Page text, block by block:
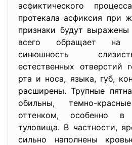
асфиктического
протекала асфиксия при
признаки будут
всего обращает на
синюшность
естественных отверстий
рта и носа, языка, губ,
расширены. Трупные
обильны, темно-
оттенком, особенно в
туловища. В частности,
сильно наполнены